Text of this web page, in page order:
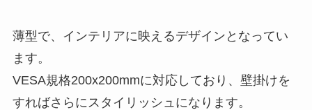
薄型で、インテリアに映えるデザインとなってい
ます。
VESA規格200x200mmに対応しており、壁掛けを
すればさらにスタイリッシュになります。